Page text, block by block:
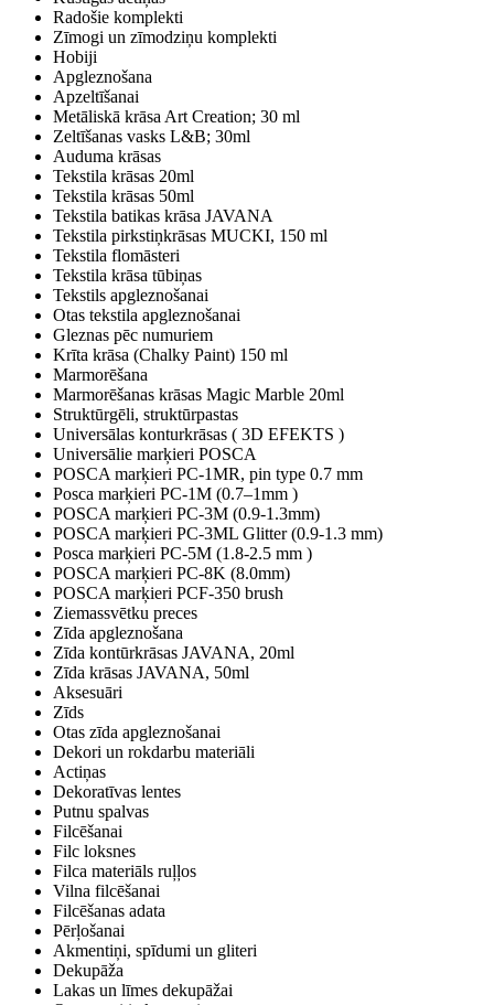
Radošie komplekti
Zīmogi un zīmodziņu komplekti
Hobiji
Apgleznošana
Apzeltīšanai
Metāliskā krāsa Art Creation; 30 ml
Zeltīšanas vasks L&B; 30ml
Auduma krāsas
Tekstila krāsas 20ml
Tekstila krāsas 50ml
Tekstila batikas krāsa JAVANA
Tekstila pirkstiņkrāsas MUCKI, 150 ml
Tekstila flomāsteri
Tekstila krāsa tūbiņas
Tekstils apgleznošanai
Otas tekstila apgleznošanai
Gleznas pēc numuriem
Krīta krāsa (Chalky Paint) 150 ml
Marmorēšana
Marmorēšanas krāsas Magic Marble 20ml
Struktūrgēli, struktūrpastas
Universālas konturkrāsas ( 3D EFEKTS )
Universālie marķieri POSCA
POSCA marķieri PC-1MR, pin type 0.7 mm
Posca marķieri PC-1M (0.7–1mm )
POSCA marķieri PC-3M (0.9-1.3mm)
POSCA marķieri PC-3ML Glitter (0.9-1.3 mm)
Posca marķieri PC-5M (1.8-2.5 mm )
POSCA marķieri PC-8K (8.0mm)
POSCA marķieri PCF-350 brush
Ziemassvētku preces
Zīda apgleznošana
Zīda kontūrkrāsas JAVANA, 20ml
Zīda krāsas JAVANA, 50ml
Aksesuāri
Zīds
Otas zīda apgleznošanai
Dekori un rokdarbu materiāli
Actiņas
Dekoratīvas lentes
Putnu spalvas
Filcēšanai
Filc loksnes
Filca materiāls ruļļos
Vilna filcēšanai
Filcēšanas adata
Pērļošanai
Akmentiņi, spīdumi un gliteri
Dekupāža
Lakas un līmes dekupāžai